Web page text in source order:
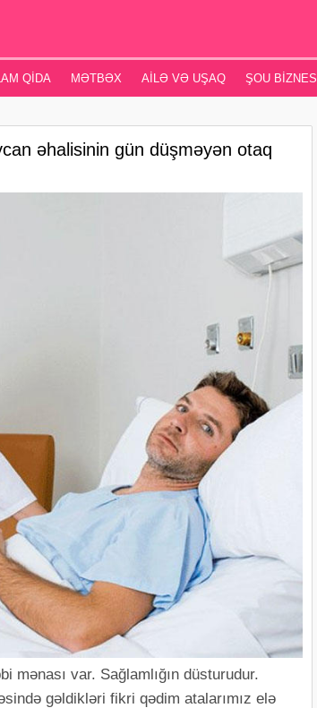
QIDA MƏTBƏX AILƏ VƏ UŞAQ ŞOU BIZNES
əhalisinin gün düşməyən otaq
var. Sağlamlığın düsturudur.
gəldikləri fikri qədim atalarımız elə